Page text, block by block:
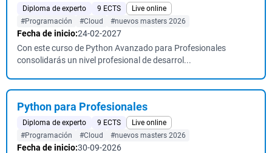
Diploma de experto 9 ECTS
Live online
#Programación
#Cloud #nuevos masters 2026
Fecha de inicio:24-02-2027
Con este curso de Python Avanzado para Profesionales
consolidarás un nivel profesional de desarrol...
Python para Profesionales
Diploma de experto 9 ECTS
Live online
#Programación
#Cloud #nuevos masters 2026
Fecha de inicio:30-09-2026